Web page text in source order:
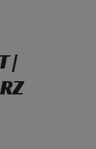
|